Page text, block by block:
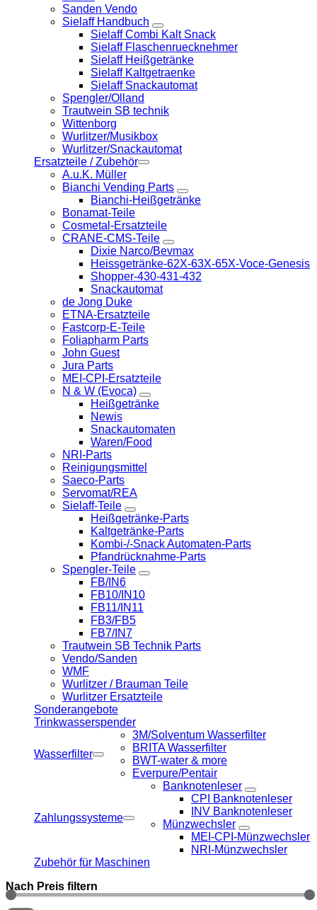
Sanden Vendo
Sielaff Handbuch
Sielaff Combi Kalt Snack
Sielaff Flaschenruecknehmer
Sielaff Heißgetränke
Sielaff Kaltgetraenke
Sielaff Snackautomat
Spengler/Olland
Trautwein SB technik
Wittenborg
Wurlitzer/Musikbox
Wurlitzer/Snackautomat
Ersatzteile / Zubehör
A.u.K. Müller
Bianchi Vending Parts
Bianchi-Heißgetränke
Bonamat-Teile
Cosmetal-Ersatzteile
CRANE-CMS-Teile
Dixie Narco/Bevmax
Heissgetränke-62X-63X-65X-Voce-Genesis
Shopper-430-431-432
Snackautomat
de Jong Duke
ETNA-Ersatzteile
Fastcorp-E-Teile
Foliapharm Parts
John Guest
Jura Parts
MEI-CPI-Ersatzteile
N & W (Evoca)
Heißgetränke
Newis
Snackautomaten
Waren/Food
NRI-Parts
Reinigungsmittel
Saeco-Parts
Servomat/REA
Sielaff-Teile
Heißgetränke-Parts
Kaltgetränke-Parts
Kombi-/-Snack Automaten-Parts
Pfandrücknahme-Parts
Spengler-Teile
FB/IN6
FB10/IN10
FB11/IN11
FB3/FB5
FB7/IN7
Trautwein SB Technik Parts
Vendo/Sanden
WMF
Wurlitzer / Brauman Teile
Wurlitzer Ersatzteile
Sonderangebote
Trinkwasserspender
Wasserfilter
3M/Solventum Wasserfilter
BRITA Wasserfilter
BWT-water & more
Everpure/Pentair
Zahlungssysteme
Banknotenleser
CPI Banknotenleser
INV Banknotenleser
Münzwechsler
MEI-CPI-Münzwechsler
NRI-Münzwechsler
Zubehör für Maschinen
Nach Preis filtern